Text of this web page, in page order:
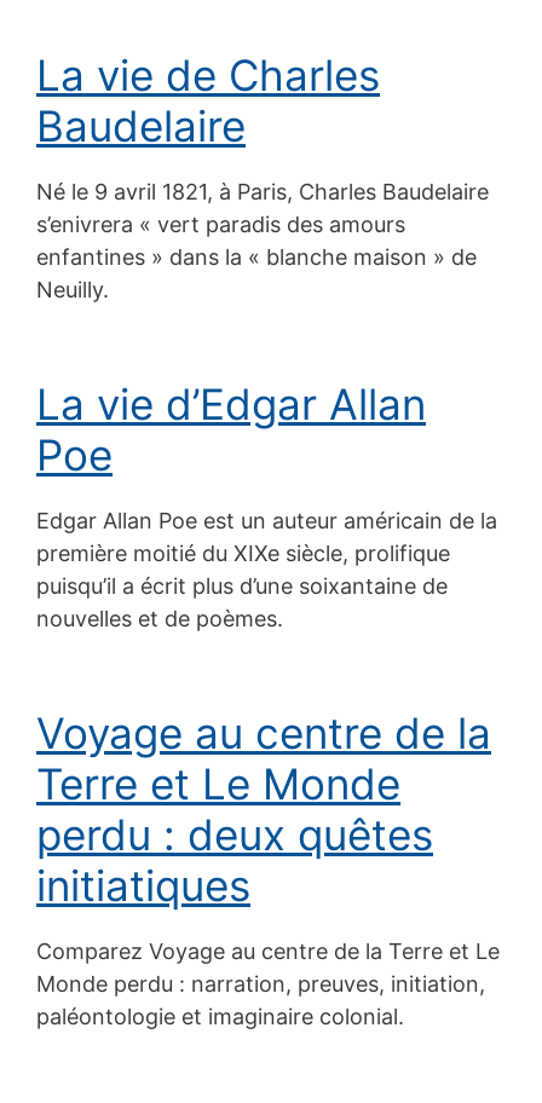
La vie de Charles
Baudelaire
Né le 9 avril 1821, à Paris, Charles Baudelaire
s’enivrera « vert paradis des amours
enfantines » dans la « blanche maison » de
Neuilly.
La vie d’Edgar Allan
Poe
Edgar Allan Poe est un auteur américain de la
première moitié du XIXe siècle, prolifique
puisqu’il a écrit plus d’une soixantaine de
nouvelles et de poèmes.
Voyage au centre de la
Terre et Le Monde
perdu : deux quêtes
initiatiques
Comparez Voyage au centre de la Terre et Le
Monde perdu : narration, preuves, initiation,
paléontologie et imaginaire colonial.